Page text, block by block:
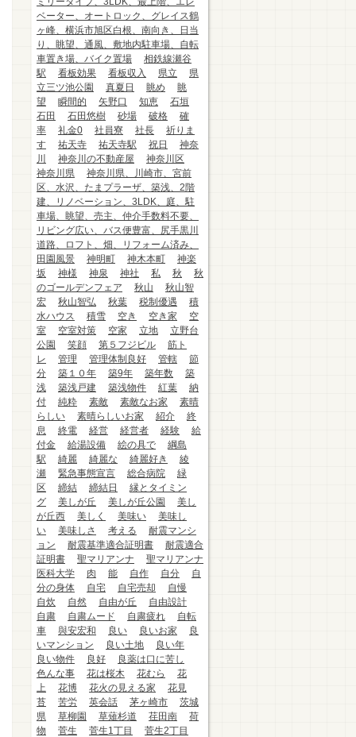
ベーター、オートロック、グレイス鶴
ヶ峰、横浜市旭区白根、南向き、日当
り、眺望、通風、敷地内駐車場、自転
車置き場、バイク置場
相鉄線瀬谷
駅
看板効果 看板収入 県立
県
立三ツ池公園
真夏日 眺め
眺
望
瞬間的 矢野口 知恵
石垣
石田
石田悠樹 砂場 破格
確
率
礼金0 社員寮 社長
祈りま
す
祐天寺 祐天寺駅 祝日
神奈
川
神奈川の不動産屋
神奈川区
神奈川県
神奈川県、川崎市、宮前
区、水沢、たまプラーザ、築浅、2階
建、リノベーション、3LDK、庭、駐
車場、眺望、売主、仲介手数料不要、
リビング広い、バス便豊富、尻手黒川
道路、ロフト、畑、リフォーム済み、
田園風景
神明町 神木本町
神楽
坂
神様 神泉 神社 私 秋
秋
のゴールデンフェア
秋山
秋山智
宏
秋山智弘 秋葉 税制優遇
積
水ハウス
積雪 空き 空き家
空
室
空室対策 空家 立地
立野台
公園
笑顔 第５フジビル
筋ト
レ
管理 管理体制良好 管轄
節
分
築１０年 築9年 築年数
築
浅
築浅戸建 築浅物件 紅葉
納
付
純粋 素敵 素敵なお家
素晴
らしい
素晴らしいお家 紹介
終
息
終電 経営 経営者 経験
給
付金
給湯設備 絵の具で
綱島
駅
綺麗 綺麗な 綺麗好き
綾
瀬
緊急事態宣言 総合病院
緑
区
締結 締結日
縁とタイミン
グ
美しが丘 美しが丘公園
美し
が丘西
美しく 美味い
美味し
い
美味しさ 考える
耐震マンシ
ョン
耐震基準適合証明書
耐震適合
証明書
聖マリアンナ
聖マリアンナ
医科大学
肉 能 自作 自分
自
分の身体
自宅 自宅売却
自慢
自炊
自然 自由が丘
自由設計
自粛
自粛ムード 自粛疲れ
自転
車
與安宏和 良い 良いお家
良
いマンション
良い土地
良い年
良い物件
良好
良薬は口に苦し
色んな事
花は桜木 花むら
花
上
花博 花火の見える家
花見
苔
苦労 英会話 茅ヶ崎市
茨城
県
草柳園 草薙杉道 荏田南
荷
物
菅生 菅生1丁目
菅生2丁目